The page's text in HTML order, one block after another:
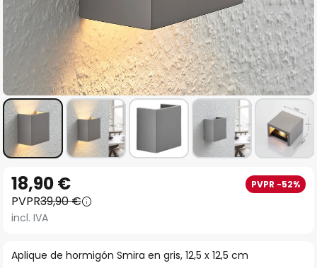
comienzo
de
galería
Aplique de hormigón Smira en gris, 12,5 x 12,5 cm
18,90 € PVPR -52%
PVPR39,90 €
incl. IVA